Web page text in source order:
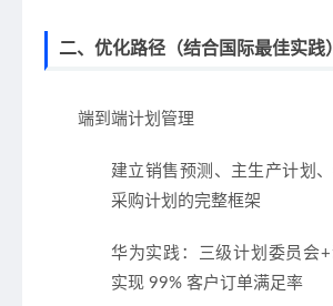
二、优化路径（结合国际最佳实践）
端到端计划管理
建立销售预测、主生产计划
采购计划的完整框架
华为实践：三级计划委员会+
实现 99% 客户订单满足率